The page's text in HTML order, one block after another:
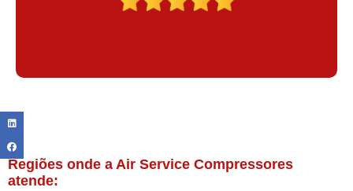
Regiões onde a Air Service Compressores
atende: